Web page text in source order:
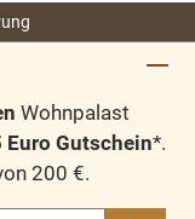
Wohnpalast
Euro Gutschein*.
200 €.